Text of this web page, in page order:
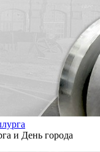
и День города